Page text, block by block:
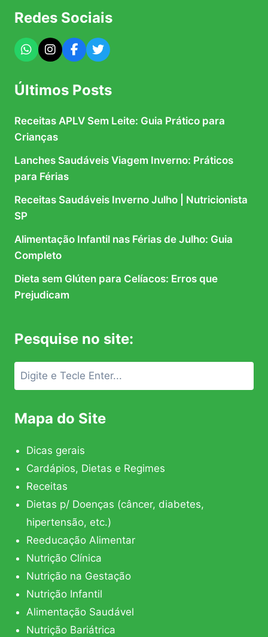
Redes Sociais
Últimos Posts
Receitas APLV Sem Leite: Guia Prático para
Crianças
Lanches Saudáveis Viagem Inverno: Práticos
para Férias
Receitas Saudáveis Inverno Julho | Nutricionista
SP
Alimentação Infantil nas Férias de Julho: Guia
Completo
Dieta sem Glúten para Celíacos: Erros que
Prejudicam
Pesquise no site:
Mapa do Site
Dicas gerais
Cardápios, Dietas e Regimes
Receitas
Dietas p/ Doenças (câncer, diabetes,
hipertensão, etc.)
Reeducação Alimentar
Nutrição Clínica
Nutrição na Gestação
Nutrição Infantil
Alimentação Saudável
Nutrição Bariátrica